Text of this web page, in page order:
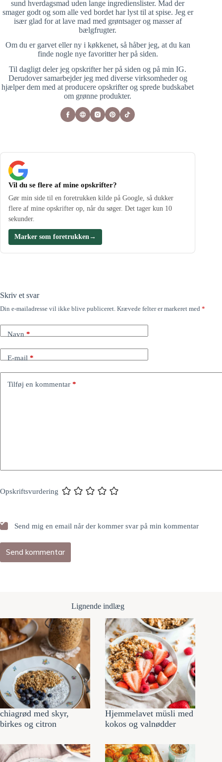
sund hverdagsmad uden lange ingredienslister. Mad der
smager godt og som alle ved bordet har lyst til at spise. Jeg er
især glad for at lave mad med grøntsager og masser af
bælgfrugter.
Om du er garvet eller ny i køkkenet, så håber jeg, at du kan
finde nogle nye favoritter her på siden.
Til dagligt deler jeg opskrifter her på siden og på min IG.
Derudover samarbejder jeg med diverse virksomheder og
hjælper dem med at producere opskrifter og sprede budskabet
om grønne produkter.
Vil du se flere af mine opskrifter?
Gør min side til en foretrukken kilde på Google, så dukker
flere af mine opskrifter op, når du søger. Det tager kun 10
sekunder.
Marker som foretrukken →
Skriv et svar
Din e-mailadresse vil ikke blive publiceret. Krævede felter er markeret med *
Navn*
E-mail*
Tilføj en kommentar *
Opskriftsvurdering
Send mig en email når der kommer svar på min kommentar
Send kommentar
Lignende indlæg
chiagrød med skyr,
birkes og citron
Hjemmelavet müsli med
kokos og valnødder